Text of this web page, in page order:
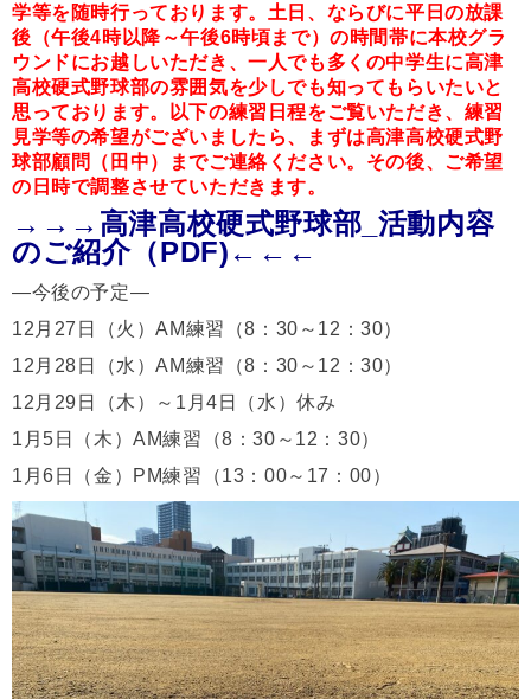
学等を随時行っております。土日、ならびに平日の放課
後（午後4時以降～午後6時頃まで）の時間帯に本校グラ
ウンドにお越しいただき、一人でも多くの中学生に高津
高校硬式野球部の雰囲気を少しでも知ってもらいたいと
思っております。以下の練習日程をご覧いただき、練習
見学等の希望がございましたら、まずは高津高校硬式野
球部顧問（田中）までご連絡ください。その後、ご希望
の日時で調整させていただきます。
→→→高津高校硬式野球部_活動内容
のご紹介（PDF)←←←
—今後の予定—
12月27日（火）AM練習（8：30～12：30）
12月28日（水）AM練習（8：30～12：30）
12月29日（木）～1月4日（水）休み
1月5日（木）AM練習（8：30～12：30）
1月6日（金）PM練習（13：00～17：00）